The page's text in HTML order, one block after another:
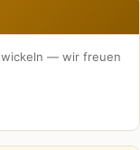
— wir freuen